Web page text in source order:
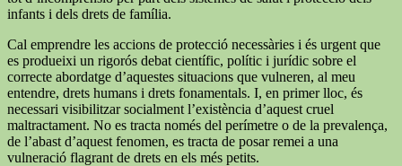
infants i dels drets de família.
Cal emprendre les accions de protecció necessàries i és urgent que
es produeixi un rigorós debat científic, polític i jurídic sobre el
correcte abordatge d’aquestes situacions que vulneren, al meu
entendre, drets humans i drets fonamentals. I, en primer lloc, és
necessari visibilitzar socialment l’existència d’aquest cruel
maltractament. No es tracta només del perímetre o de la prevalença,
de l’abast d’aquest fenomen, es tracta de posar remei a una
vulneració flagrant de drets en els més petits.